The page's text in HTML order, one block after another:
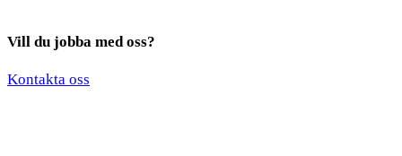
*
Vill du jobba med oss?
Kontakta oss